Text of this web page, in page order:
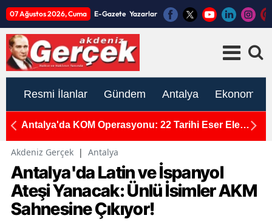
07 Ağustos 2026, Cuma E-Gazete Yazarlar
Resmi İlanlar Gündem Antalya Ekonomi
Antalya'da KOM Operasyonu: 22 Tarihi Eser Ele
Akdeniz Gerçek | Antalya
Antalya'da Latin ve İspanyol
Ateşi Yanacak: Ünlü İsimler AKM
Sahnesine Çıkıyor!